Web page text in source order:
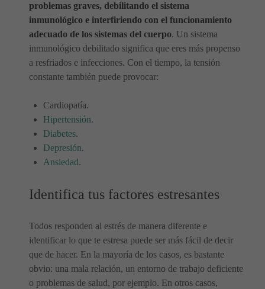
problemas graves, debilitando el sistema
inmunológico e interfiriendo con el funcionamiento
adecuado de los sistemas del cuerpo. Un sistema
inmunológico debilitado significa que eres más propenso
a resfriados e infecciones. Con el tiempo, la tensión
constante también puede provocar:
Cardiopatía.
Hipertensión.
Diabetes.
Depresión.
Ansiedad.
Identifica tus factores estresantes
Todos responden al estrés de manera diferente e
identificar lo que te estresa puede ser más fácil de decir
que de hacer. En la mayoría de los casos, es bastante
obvio: una mala relación, un entorno de trabajo deficiente
o problemas de salud, por ejemplo. En otros casos,